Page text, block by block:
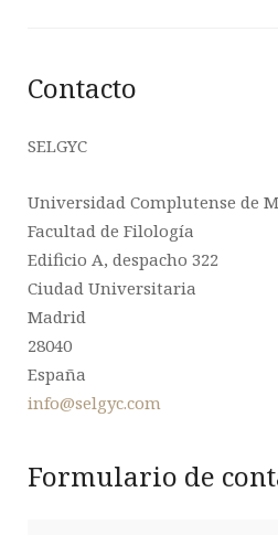
Contacto
SELGYC
Universidad Complutense de
Facultad de Filología
Edificio A, despacho 322
Ciudad Universitaria
Madrid
28040
España
info@selgyc.com
Formulario de